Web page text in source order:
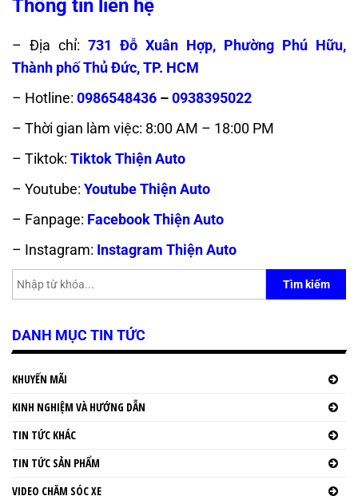
Thông tin liên hệ
– Địa chỉ: 731 Đỗ Xuân Hợp, Phường Phú Hữu,
Thành phố Thủ Đức, TP. HCM
– Hotline: 0986548436 –0938395022
– Thời gian làm việc: 8:00 AM – 18:00 PM
– Tiktok: Tiktok Thiện Auto
– Youtube: Youtube Thiện Auto
– Fanpage: Facebook Thiện Auto
– Instagram: Instagram Thiện Auto
Tìm kiếm
DANH MỤC TIN TỨC
KHUYẾN MÃI
KINH NGHIỆM VÀ HƯỚNG DẪN
TIN TỨC KHÁC
TIN TỨC SẢN PHẨM
VIDEO CHĂM SÓC XE